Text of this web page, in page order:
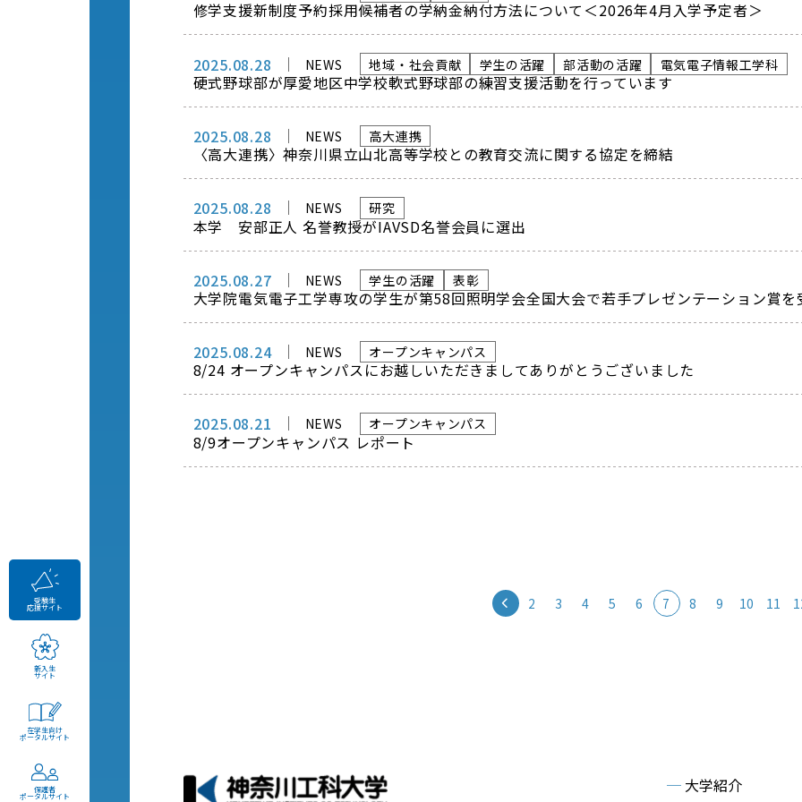
受験生
応援サイト
新入生
サイト
在学生向け
ポータルサイト
保護者
ポータルサイト
修学支援新制度予約採用候補者の学納金納付方法について＜2026年4月入学予定者＞
2025.08.28 NEWS 地域・社会貢献 学生の活躍 部活動の活躍 電気電子情報工学科
硬式野球部が厚愛地区中学校軟式野球部の練習支援活動を行っています
2025.08.28 NEWS 高大連携
〈高大連携〉神奈川県立山北高等学校との教育交流に関する協定を締結
2025.08.28 NEWS 研究
本学 安部正人 名誉教授がIAVSD名誉会員に選出
2025.08.27 NEWS 学生の活躍 表彰
大学院電気電子工学専攻の学生が第58回照明学会全国大会で若手プレゼンテーション賞を
2025.08.24 NEWS オープンキャンパス
8/24 オープンキャンパスにお越しいただきましてありがとうございました
2025.08.21 NEWS オープンキャンパス
8/9オープンキャンパス レポート
2 3 4 5 6 7 8 9 10 11
─大学紹介